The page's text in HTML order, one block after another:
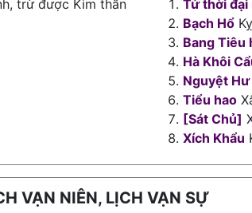
trừ được Kim thần
Tứ thời đại
Bạch Hổ
Bang Tiêu
Hà Khôi
Nguyệt
Tiểu hao
[Sát Chủ]
Xích Khẩu
VẠN NIÊN, LỊCH VẠN SỰ